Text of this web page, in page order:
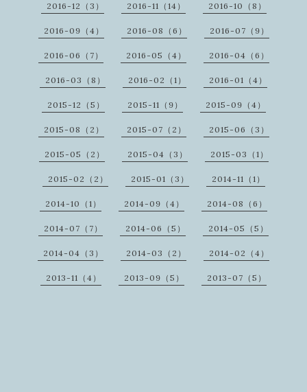
2016-12（3） 2016-11（14） 2016-10（8）
2016-09（4） 2016-08（6） 2016-07（9）
2016-06（7） 2016-05（4） 2016-04（6）
2016-03（8） 2016-02（1） 2016-01（4）
2015-12（5） 2015-11（9） 2015-09（4）
2015-08（2） 2015-07（2） 2015-06（3）
2015-05（2） 2015-04（3） 2015-03（1）
2015-02（2） 2015-01（3） 2014-11（1）
2014-10（1） 2014-09（4） 2014-08（6）
2014-07（7） 2014-06（5） 2014-05（5）
2014-04（3） 2014-03（2） 2014-02（4）
2013-11（4） 2013-09（5） 2013-07（5）